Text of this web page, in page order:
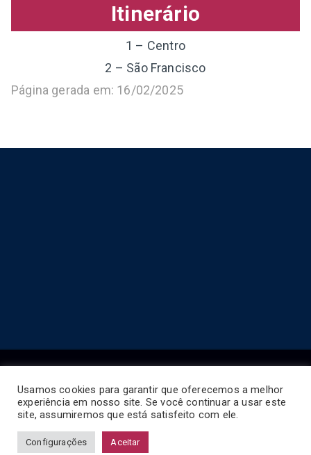
Itinerário
1 – Centro
2 – São Francisco
Página gerada em: 16/02/2025
Copyright © 2026 Horário de Ônibus BR
Usamos cookies para garantir que oferecemos a melhor
experiência em nosso site. Se você continuar a usar este
site, assumiremos que está satisfeito com ele.
Configurações Aceitar